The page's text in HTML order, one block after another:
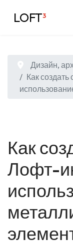
LOFT³
Дизайн,
Как
Как
Лофт-